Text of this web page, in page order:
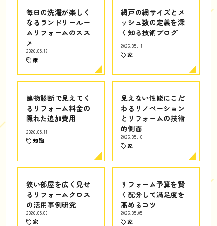
毎日の洗濯が楽しく
なるランドリールー
ムリフォームのスス
メ
2026.05.12
家
網戸の網サイズとメ
ッシュ数の定義を深
く知る技術ブログ
2026.05.11
家
建物診断で見えてく
るリフォーム料金の
隠れた追加費用
2026.05.11
知識
見えない性能にこだ
わるリノベーション
とリフォームの技術
的側面
2026.05.10
家
狭い部屋を広く見せ
るリフォームクロス
の活用事例研究
2026.05.06
家
リフォーム予算を賢
く配分して満足度を
高めるコツ
2026.05.05
家